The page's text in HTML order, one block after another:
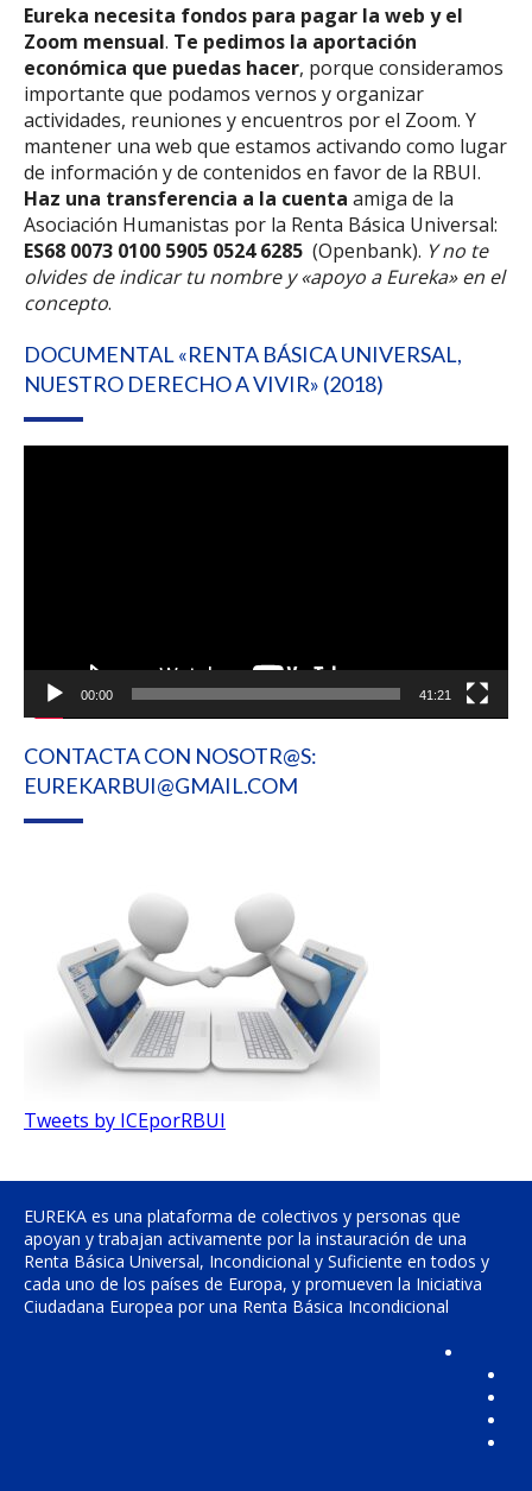
Eureka necesita fondos para pagar la web y el
Zoom mensual. Te pedimos la aportación
económica que puedas hacer, porque consideramos
importante que podamos vernos y organizar
actividades, reuniones y encuentros por el Zoom. Y
mantener una web que estamos activando como lugar
de información y de contenidos en favor de la RBUI.
Haz una transferencia a la cuenta amiga de la
Asociación Humanistas por la Renta Básica Universal:
ES68 0073 0100 5905 0524 6285 (Openbank). Y no te
olvides de indicar tu nombre y «apoyo a Eureka» en el
concepto.
DOCUMENTAL «RENTA BÁSICA UNIVERSAL,
NUESTRO DERECHO A VIVIR» (2018)
00:00 41:21
CONTACTA CON NOSOTR@S:
EUREKARBUI@GMAIL.COM
Tweets by ICEporRBUI
EUREKA es una plataforma de colectivos y personas que
apoyan y trabajan activamente por la instauración de una
Renta Básica Universal, Incondicional y Suficiente en todos y
cada uno de los países de Europa, y promueven la Iniciativa
Ciudadana Europea por una Renta Básica Incondicional